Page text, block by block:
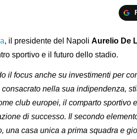
, il presidente del Napoli Aurelio De
sportivo e il futuro dello stadio.
il focus anche su investimenti per
nella sua indipendenza,
club europei, il comparto sportivo
di successo. Il secondo
una casa unica a prima squadra e